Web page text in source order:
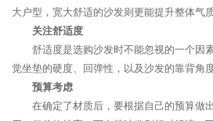
大户型，宽大舒适的沙发则更能提升整体气质
关注舒适度
舒适度是选购沙发时不能忽视的一个因
觉坐垫的硬度、回弹性，以及沙发的靠背角度
预算考虑
在确定了材质后，要根据自己的预算做